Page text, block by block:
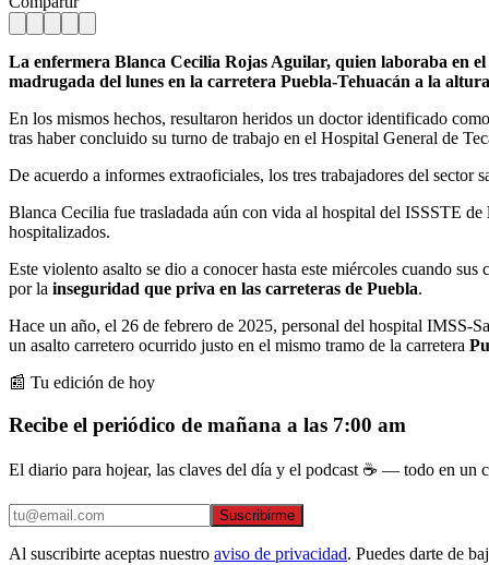
La enfermera Blanca Cecilia Rojas Aguilar, quien laboraba en
madrugada del lunes en la carretera Puebla-Tehuacán a la
En los mismos hechos, resultaron heridos un doctor identificado
tras haber concluido su turno de trabajo en el Hospital General de
De acuerdo a informes extraoficiales, los tres trabajadores del sector
Blanca Cecilia fue trasladada aún con vida al hospital del ISSSTE de
hospitalizados.
Este violento asalto se dio a conocer hasta este miércoles cuando
por la inseguridad que priva en las carreteras de Puebla.
Hace un año, el 26 de febrero de 2025, personal del hospital IMSS-
un asalto carretero ocurrido justo en el mismo tramo de la carretera
📰 Tu edición de hoy
Recibe el periódico de mañana a las 7:00 am
El diario para hojear, las claves del día y el podcast ☕ — todo en un
Suscribirme
Al suscribirte aceptas nuestro aviso de privacidad. Puedes darte de